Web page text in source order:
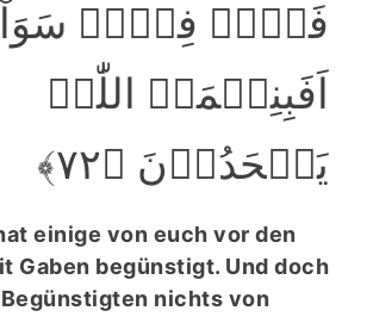
فَہُمۡ فِیۡہِ
اَفَبِنِعۡمَۃِ اللّٰہِ
یَجۡحَدُوۡنَ ﴿۷۲﴾
einige von euch vor den
Gaben begünstigt. Und doch
nichts von